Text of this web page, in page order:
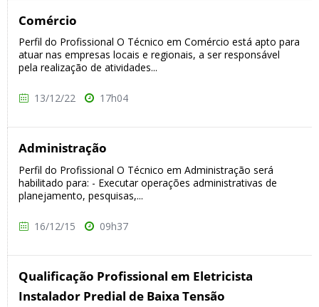
Comércio
Perfil do Profissional O Técnico em Comércio está apto para
atuar nas empresas locais e regionais, a ser responsável
pela realização de atividades...
13/12/22 17h04
Administração
Perfil do Profissional O Técnico em Administração será
habilitado para: - Executar operações administrativas de
planejamento, pesquisas,...
16/12/15 09h37
Qualificação Profissional em Eletricista
Instalador Predial de Baixa Tensão